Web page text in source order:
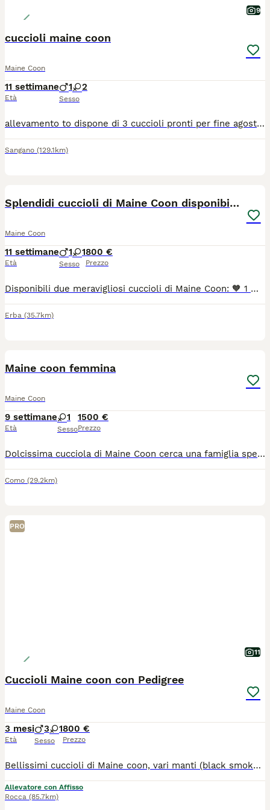
9
cuccioli maine coon
Maine Coon
11 settimane
Età
1 2
Sesso
allevamento to dispone di 3 cuccioli pronti per fine agosto..pedigree anfi ed esenti da tutte le patologie della razza N/N sano clear
Sangano (129.1km)
Splendidi cuccioli di Maine Coon disponibili 🐾
Maine Coon
11 settimane
Età
1 1
Sesso
800 €
Prezzo
Disponibili due meravigliosi cuccioli di Maine Coon: 🧡 1 maschio rosso 🩶 1 femmina grigia Entrambi provengono da genitori con pedigree, selezionati per salute, bellezza e carattere. I cuccioli sono cresciuti in ambiente familiare, sono socievoli, dolci, affettuosi e molto giocherelloni, abituati al contatto con le persone e ideali anche per famiglie con bambini. Saranno ceduti solo a persone responsabili e amanti degli animali. Per ulteriori informazioni, foto, disponibilità e prezzo, contattatemi in privato.
Erba (35.7km)
Maine coon femmina
Maine Coon
9 settimane
Età
1
Sesso
1500 €
Prezzo
Dolcissima cucciola di Maine Coon cerca una famiglia speciale ❤️ Nata il 2 giugno, questa splendida femminuccia di Maine Coon è pronta a trovare la sua famiglia per la vita. È una micina dolcissima, ama le coccole e ricambia con tanto affetto. È anche molto giocherellona e curiosa, perfetta per portare allegria in casa. Utilizza già la lettiera con sicurezza, è cresciuta in un ambiente familiare ed è abituata alla presenza di altri gatti. Verrà affidata esclusivamente a una famiglia amorevole e responsabile, che possa garantirle tutte le cure, l'attenzione e l'affetto di cui ha bisogno. Si richiede il rispetto di alcune semplici condizioni per assicurare il suo benessere e una vita serena. Per maggiori informazioni o per conoscerla, non esitate a contattarmi.
Como (29.2km)
PRO
11
Cuccioli Maine coon con Pedigree
Maine Coon
3 mesi
Età
3 1
Sesso
800 €
Prezzo
Bellissimi cuccioli di Maine coon, vari manti (black smoke, red, brown). Pronti a giugno 2026 e luglio 2026 (varie cucciolate). Genitori di nostra proprietà e visibili in sede, testati sulle malattie più comuni della razza e FIV / FELV negativi. I nostri gattini vengono ceduti con: Pedigree, microchip, vaccinazione, sverminazione e libretto sanitario. Prezzi in base alla linea e alla morfologia, per budget diversi, da compagnia e da riproduzione. Possibilità di rateizzazione in attesa della consegna. Ci troviamo a Montiglio Monferrato (AT). Possibilità di trasporto. Contattateci senza impegno, anche per vederli in sede :) Telefono e WhatsApp 39 3280270491; preferiamo i messaggi scritti alle telefonate dirette. Grazie
Allevatore con Affisso
Rocca (85.7km)